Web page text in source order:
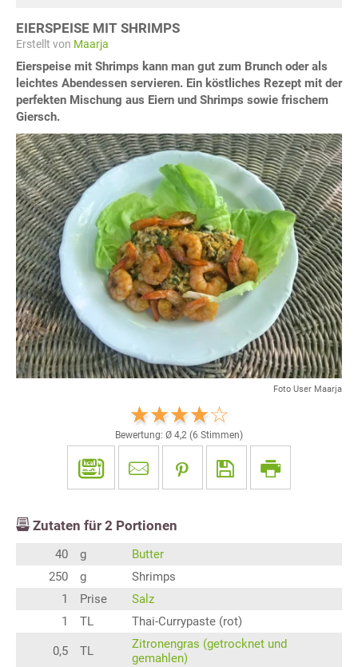
EIERSPEISE MIT SHRIMPS
Erstellt von Maarja
Eierspeise mit Shrimps kann man gut zum Brunch oder als
leichtes Abendessen servieren. Ein köstliches Rezept mit der
perfekten Mischung aus Eiern und Shrimps sowie frischem
Giersch.
Foto User Maarja
Bewertung: Ø 4,2 (6 Stimmen)
Zutaten für 2 Portionen
40 g
Butter
250
g
Shrimps
1
Prise
Salz
1
TL Thai-Currypaste (rot)
0,5 TL
Zitronengras (getrocknet und
gemahlen)